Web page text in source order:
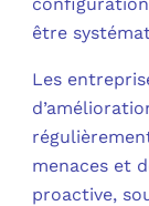
être
Les
menaces et
proactive,